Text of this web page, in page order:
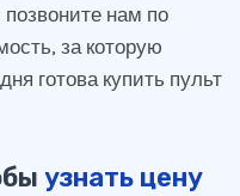
нам по
за которую
готова купить пульт
узнать цену